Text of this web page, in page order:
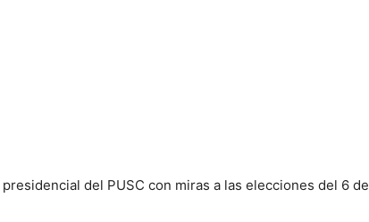
del PUSC con miras a las elecciones del 6 de